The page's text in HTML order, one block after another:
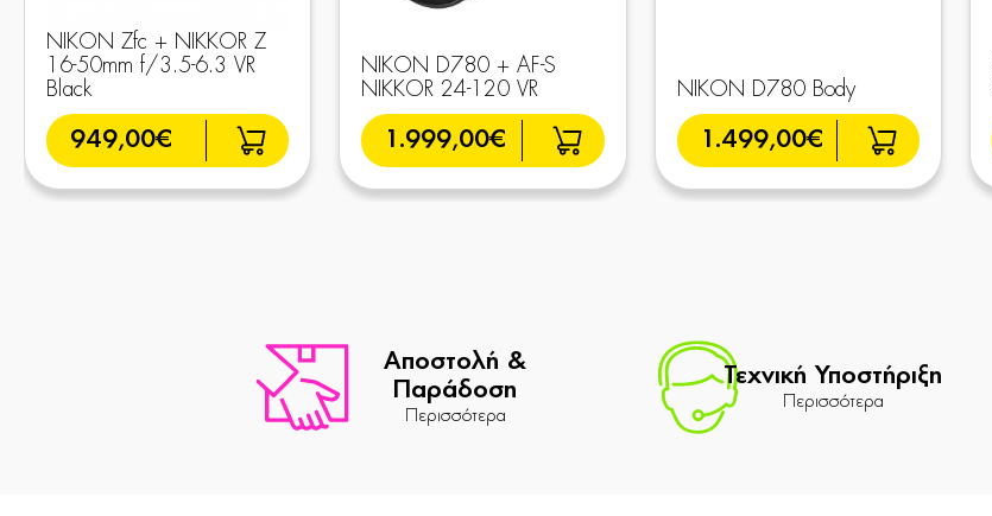
NIKON Zfc + NIKKOR Z
16-50mm f/3.5-6.3 VR
Black
949,00€
NIKON D780 + AF-S
NIKKOR 24-120 VR
1.999,00€
NIKON D780 Body
1.499,00€
Αποστολή &
Παράδοση
Περισσότερα
Τεχνική Υποστήριξη
Περισσότερα